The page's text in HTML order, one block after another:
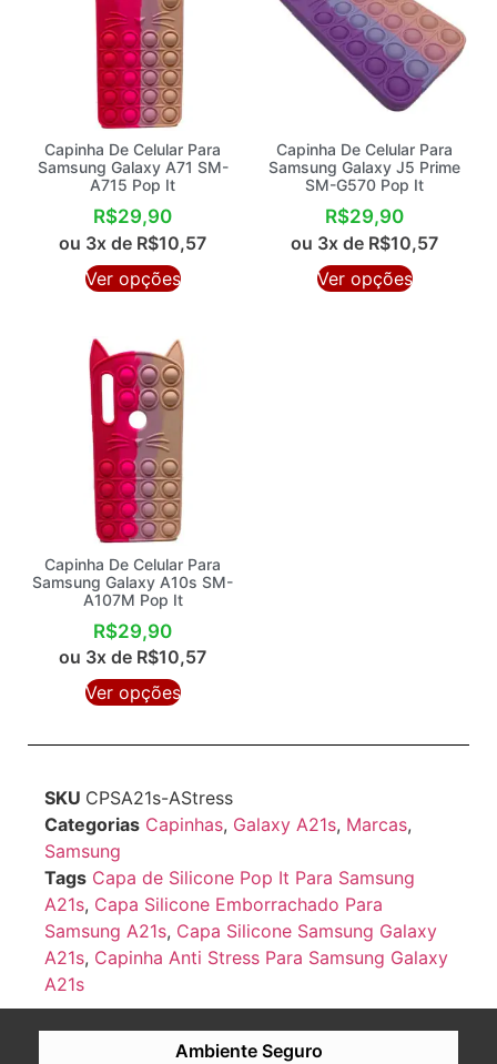
Capinha De Celular Para
Samsung Galaxy A71 SM-
A715 Pop It
R$29,90
ou 3x de R$10,57
Ver opções
Capinha De Celular Para
Samsung Galaxy J5 Prime
SM-G570 Pop It
R$29,90
ou 3x de R$10,57
Ver opções
Capinha De Celular Para
Samsung Galaxy A10s SM-
A107M Pop It
R$29,90
ou 3x de R$10,57
Ver opções
SKU CPSA21s-AStress
Categorias Capinhas, Galaxy A21s, Marcas,
Samsung
Tags Capa de Silicone Pop It Para Samsung
A21s, Capa Silicone Emborrachado Para
Samsung A21s, Capa Silicone Samsung Galaxy
A21s, Capinha Anti Stress Para Samsung Galaxy
A21s
Ambiente Seguro